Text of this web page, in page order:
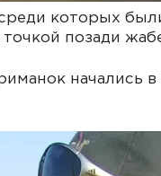
которых
позади
начались